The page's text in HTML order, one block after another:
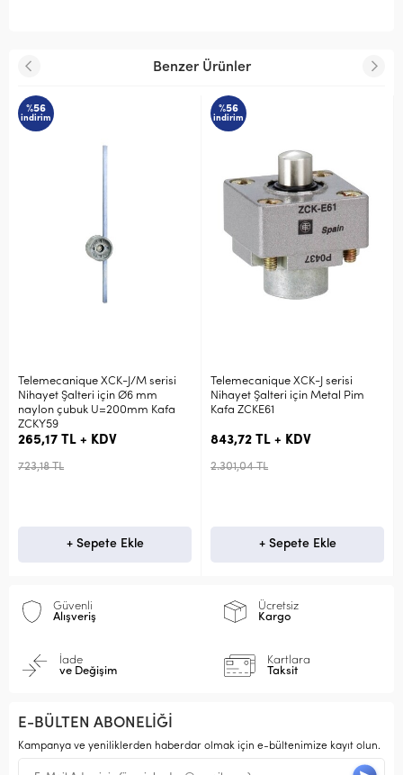
Benzer Ürünler
XCK-J/M serisi
için Ø6 mm
U=200mm Kafa
KDV
Telemecanique XCK-J serisi
Nihayet Şalteri için Metal Pim
Kafa ZCKE61
843,72 TL + KDV
Emas Plastik
Metal Menteşe
Güvenli
Alışveriş
Ücretsiz
Kargo
İade
ve Değişim
Kartlara
Taksit
E-BÜLTEN ABONELİĞİ
Kampanya ve yeniliklerden haberdar olmak için e-bültenimize kayıt olun.